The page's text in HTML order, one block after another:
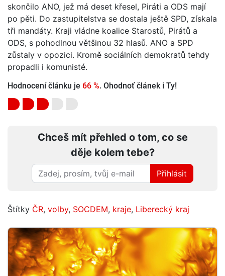
skončilo ANO, jež má deset křesel, Piráti a ODS mají
po pěti. Do zastupitelstva se dostala ještě SPD, získala
tři mandáty. Kraji vládne koalice Starostů, Pirátů a
ODS, s pohodlnou většinou 32 hlasů. ANO a SPD
zůstaly v opozici. Kromě sociálních demokratů tehdy
propadli i komunisté.
Hodnocení článku je 66 %. Ohodnoť článek i Ty!
Chceš mít přehled o tom, co se
děje kolem tebe?
Přihlásit
Štítky ČR, volby, SOCDEM, kraje, Liberecký kraj